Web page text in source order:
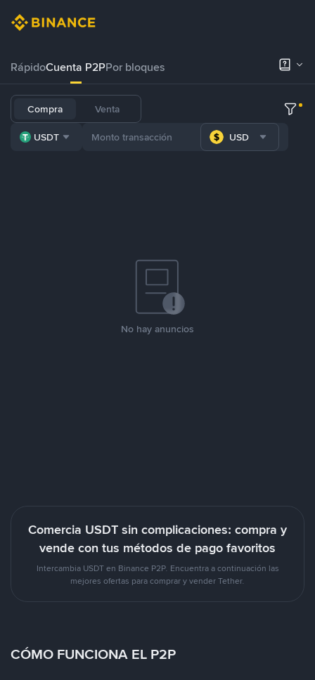
RápidoCuenta P2PPor bloques
Compra Venta
USDT USD
No hay anuncios
Comercia USDT sin complicaciones: compra y
vende con tus métodos de pago favoritos
Intercambia USDT en Binance P2P. Encuentra a continuación las
mejores ofertas para comprar y vender Tether.
CÓMO FUNCIONA EL P2P